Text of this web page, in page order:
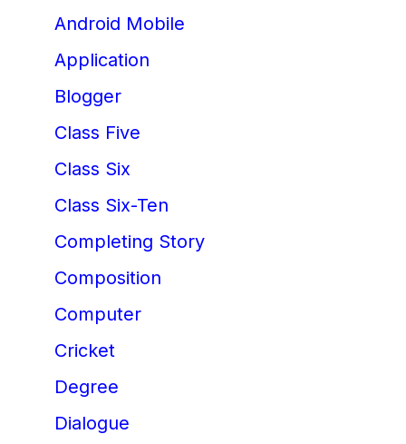
Android Mobile
Application
Blogger
Class Five
Class Six
Class Six-Ten
Completing Story
Composition
Computer
Cricket
Degree
Dialogue